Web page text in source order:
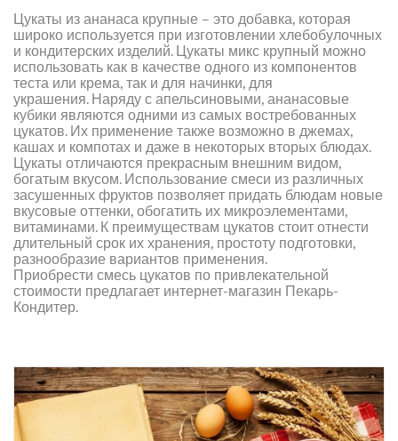
Цукаты из ананаса крупные – это добавка, которая
широко используется при изготовлении хлебобулочных
и кондитерских изделий. Цукаты микс крупный можно
использовать как в качестве одного из компонентов
теста или крема, так и для начинки, для
украшения. Наряду с апельсиновыми, ананасовые
кубики являются одними из самых востребованных
цукатов. Их применение также возможно в джемах,
кашах и компотах и даже в некоторых вторых блюдах.
Цукаты отличаются прекрасным внешним видом,
богатым вкусом. Использование смеси из различных
засушенных фруктов позволяет придать блюдам новые
вкусовые оттенки, обогатить их микроэлементами,
витаминами. К преимуществам цукатов стоит отнести
длительный срок их хранения, простоту подготовки,
разнообразие вариантов применения.
Приобрести смесь цукатов по привлекательной
стоимости предлагает интернет-магазин Пекарь-
Кондитер.